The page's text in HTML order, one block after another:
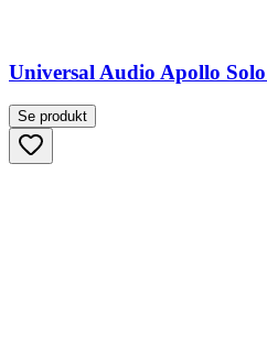
Universal Audio Apollo
Se produkt